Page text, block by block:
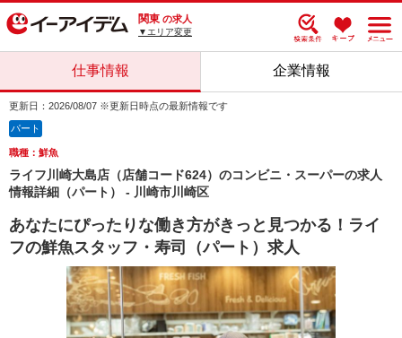
関東 の求人
▼エリア変更
仕事情報 企業情報
更新日：2026/08/07 ※更新日時点の最新情報です
パート
職種：鮮魚
ライフ川崎大島店（店舗コード624）のコンビニ・スーパーの求人
情報詳細（パート） - 川崎市川崎区
あなたにぴったりな働き方がきっと見つかる！ライ
フの鮮魚スタッフ・寿司（パート）求人